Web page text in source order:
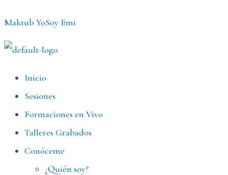
contenido
Maktub YoSoy Emi
MenúInicio
Sesiones
Formaciones en Vivo
Talleres Grabados
Conóceme
¿Quién soy?